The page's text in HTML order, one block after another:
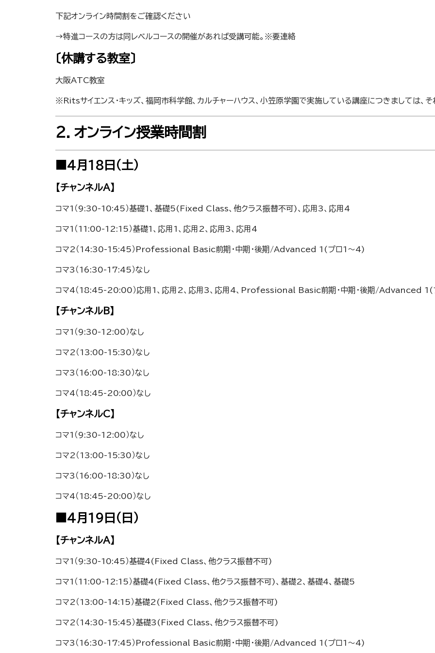
下記オンライン時間割をご確認ください
→特進コースの方は同レベルコースの開催があれば受講可能。※要連絡
〔休講する教室〕
大阪ATC教室
※Ritsサイエンス・キッズ、福岡市科学館、カルチャーハウス、小笠原学園で実施している講座につきましては、
２．オンライン授業時間割
■4月18日（土）
【チャンネルA】
コマ1（9:30-10:45）基礎1、基礎5(Fixed Class、他クラス振替不可)、応用3、応用4
コマ1（11:00-12:15）基礎1、応用1、応用2、応用3、応用4
コマ2（14:30-15:45）Professional Basic前期・中期・後期/Advanced 1(プロ1～4)
コマ3（16:30-17:45）なし
コマ4（18:45-20:00）応用1、応用2、応用3、応用4、Professional Basic前期・中期・後期/Advanced
【チャンネルB】
コマ1（9:30-12:00）なし
コマ2（13:00-15:30）なし
コマ3（16:00-18:30）なし
コマ4（18:45-20:00）なし
【チャンネルC】
コマ1（9:30-12:00）なし
コマ2（13:00-15:30）なし
コマ3（16:00-18:30）なし
コマ4（18:45-20:00）なし
■4月19日（日）
【チャンネルA】
コマ1（9:30-10:45）基礎4(Fixed Class、他クラス振替不可)
コマ1（11:00-12:15）基礎4(Fixed Class、他クラス振替不可)、基礎2、基礎4、基礎5
コマ2（13:00-14:15）基礎2(Fixed Class、他クラス振替不可)
コマ2（14:30-15:45）基礎3(Fixed Class、他クラス振替不可)
コマ3（16:30-17:45）Professional Basic前期・中期・後期/Advanced 1(プロ1～4)